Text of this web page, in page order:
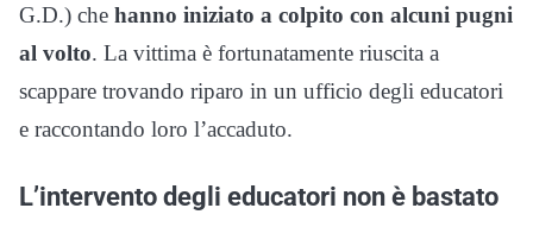
G.D.) che hanno iniziato a colpito con alcuni pugni
al volto. La vittima è fortunatamente riuscita a
scappare trovando riparo in un ufficio degli educatori
e raccontando loro l’accaduto.
L’intervento degli educatori non è bastato